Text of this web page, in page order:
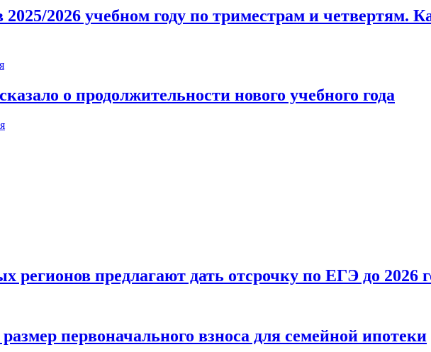
2026 учебном году по триместрам и четвертям.
о продолжительности нового учебного года
регионов предлагают дать отсрочку по ЕГЭ до 2026
первоначального взноса для семейной ипотеки